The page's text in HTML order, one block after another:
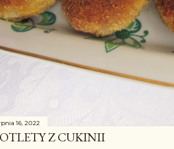
16, 2022
Z CUKINII